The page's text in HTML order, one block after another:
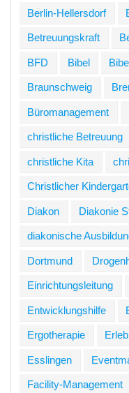
Berlin-Hellersdorf
Betreuungskraft
BFD Bibel
Braunschweig
Büromanagement
christliche Betreuung
christliche Kita
Christlicher
Diakon Diakonie
diakonische
Dortmund
Einrichtungsleitung
Entwicklungshilfe
Ergotherapie
Esslingen
Facility-Management